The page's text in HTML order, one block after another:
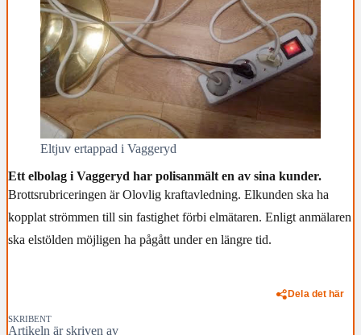
Eltjuv ertappad i Vaggeryd
Ett elbolag i Vaggeryd har polisanmält en av sina kunder.
Brottsrubriceringen är Olovlig kraftavledning. Elkunden ska ha
kopplat strömmen till sin fastighet förbi elmätaren. Enligt anmälaren
ska elstölden möjligen ha pågått under en längre tid.
Dela det här
SKRIBENT
Artikeln är skriven av